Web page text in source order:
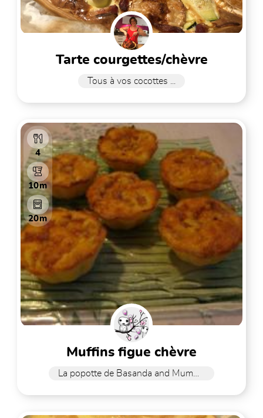
tarte courgettes/chèvre
Tous à vos cocottes ...
4
10m
20m
muffins figue chèvre
La popotte de Basanda and Mummy